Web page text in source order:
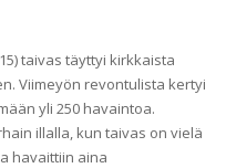
taivas täyttyi kirkkaista
Viimeyön revontulista kertyi
yli 250 havaintoa.
illalla, kun taivas on vielä
havaittiin aina